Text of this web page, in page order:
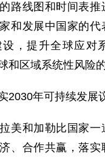
路线图和时间表推
和发展中国家的代
，提升全球应对
和区域系统性风险
年可持续发展
和加勒比国家一
、合作共赢，落实